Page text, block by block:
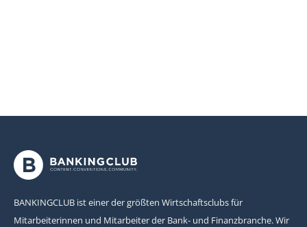
BANKINGCLUB ist einer der größten Wirtschaftsclubs für
Mitarbeiterinnen und Mitarbeiter der Bank- und Finanzbranche. Wir